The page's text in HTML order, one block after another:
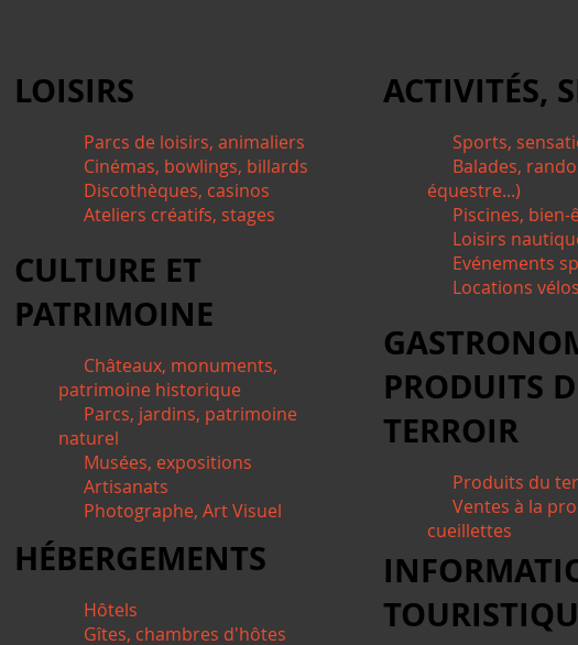
LOISIRS
Parcs de loisirs, animaliers
Cinémas, bowlings, billards
Discothèques, casinos
Ateliers créatifs, stages
ACTIVITÉS,
Sports,
Balades,
équestre...)
Piscines,
Loisirs
Evénements
Locations
CULTURE ET
PATRIMOINE
Châteaux, monuments,
patrimoine historique
Parcs, jardins, patrimoine
naturel
Musées, expositions
Artisanats
Photographe, Art Visuel
PRODUITS
TERROIR
Produits du
Ventes à la
cueillettes
HÉBERGEMENTS
Hôtels
Gîtes, chambres d'hôtes